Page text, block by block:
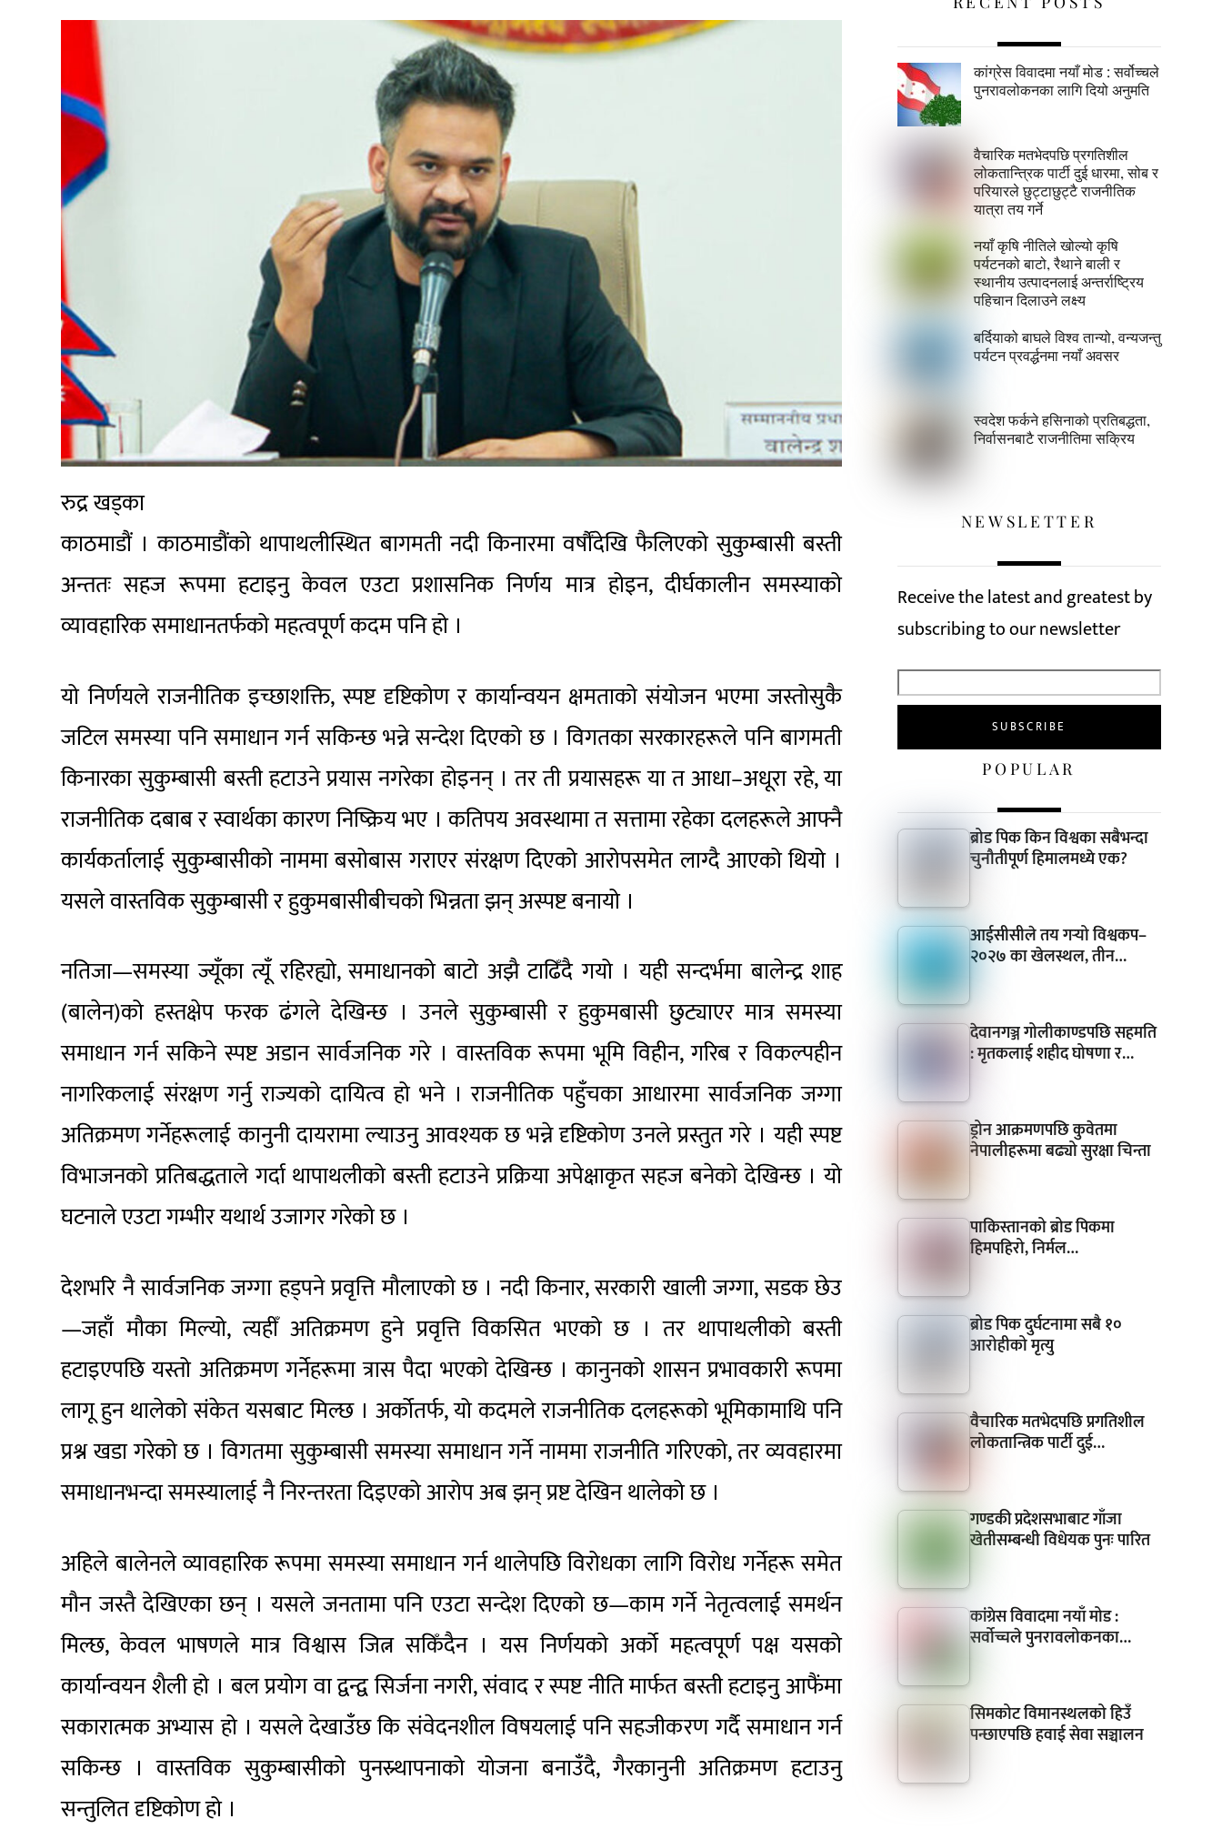
रुद्र खड्का
काठमाडौं । काठमाडौंको थापाथलीस्थित बागमती नदी किनारमा वर्षौंदेखि फैलिएको सुकुम्बासी बस्ती
अन्ततः सहज रूपमा हटाइनु केवल एउटा प्रशासनिक निर्णय मात्र होइन, दीर्घकालीन समस्याको
व्यावहारिक समाधानतर्फको महत्वपूर्ण कदम पनि हो ।
यो निर्णयले राजनीतिक इच्छाशक्ति, स्पष्ट दृष्टिकोण र कार्यान्वयन क्षमताको संयोजन भएमा जस्तोसुकै
जटिल समस्या पनि समाधान गर्न सकिन्छ भन्ने सन्देश दिएको छ । विगतका सरकारहरूले पनि बागमती
किनारका सुकुम्बासी बस्ती हटाउने प्रयास नगरेका होइनन् । तर ती प्रयासहरू या त आधा–अधूरा रहे, या
राजनीतिक दबाब र स्वार्थका कारण निष्क्रिय भए । कतिपय अवस्थामा त सत्तामा रहेका दलहरूले आफ्नै
कार्यकर्तालाई सुकुम्बासीको नाममा बसोबास गराएर संरक्षण दिएको आरोपसमेत लाग्दै आएको थियो ।
यसले वास्तविक सुकुम्बासी र हुकुमबासीबीचको भिन्नता झन् अस्पष्ट बनायो ।
नतिजा—समस्या ज्यूँका त्यूँ रहिरह्यो, समाधानको बाटो अझै टाढिँदै गयो । यही सन्दर्भमा बालेन्द्र शाह
(बालेन)को हस्तक्षेप फरक ढंगले देखिन्छ । उनले सुकुम्बासी र हुकुमबासी छुट्याएर मात्र समस्या
समाधान गर्न सकिने स्पष्ट अडान सार्वजनिक गरे । वास्तविक रूपमा भूमि विहीन, गरिब र विकल्पहीन
नागरिकलाई संरक्षण गर्नु राज्यको दायित्व हो भने । राजनीतिक पहुँचका आधारमा सार्वजनिक जग्गा
अतिक्रमण गर्नेहरूलाई कानुनी दायरामा ल्याउनु आवश्यक छ भन्ने दृष्टिकोण उनले प्रस्तुत गरे । यही स्पष्ट
विभाजनको प्रतिबद्धताले गर्दा थापाथलीको बस्ती हटाउने प्रक्रिया अपेक्षाकृत सहज बनेको देखिन्छ । यो
घटनाले एउटा गम्भीर यथार्थ उजागर गरेको छ ।
देशभरि नै सार्वजनिक जग्गा हड्पने प्रवृत्ति मौलाएको छ । नदी किनार, सरकारी खाली जग्गा, सडक छेउ
—जहाँ मौका मिल्यो, त्यहीँ अतिक्रमण हुने प्रवृत्ति विकसित भएको छ । तर थापाथलीको बस्ती
हटाइएपछि यस्तो अतिक्रमण गर्नेहरूमा त्रास पैदा भएको देखिन्छ । कानुनको शासन प्रभावकारी रूपमा
लागू हुन थालेको संकेत यसबाट मिल्छ । अर्कोतर्फ, यो कदमले राजनीतिक दलहरूको भूमिकामाथि पनि
प्रश्न खडा गरेको छ । विगतमा सुकुम्बासी समस्या समाधान गर्ने नाममा राजनीति गरिएको, तर व्यवहारमा
समाधानभन्दा समस्यालाई नै निरन्तरता दिइएको आरोप अब झन् प्रष्ट देखिन थालेको छ ।
अहिले बालेनले व्यावहारिक रूपमा समस्या समाधान गर्न थालेपछि विरोधका लागि विरोध गर्नेहरू समेत
मौन जस्तै देखिएका छन् । यसले जनतामा पनि एउटा सन्देश दिएको छ—काम गर्ने नेतृत्वलाई समर्थन
मिल्छ, केवल भाषणले मात्र विश्वास जित्न सकिँदैन । यस निर्णयको अर्को महत्वपूर्ण पक्ष यसको
कार्यान्वयन शैली हो । बल प्रयोग वा द्वन्द्व सिर्जना नगरी, संवाद र स्पष्ट नीति मार्फत बस्ती हटाइनु आफैंमा
सकारात्मक अभ्यास हो । यसले देखाउँछ कि संवेदनशील विषयलाई पनि सहजीकरण गर्दै समाधान गर्न
सकिन्छ । वास्तविक सुकुम्बासीको पुनस्र्थापनाको योजना बनाउँदै, गैरकानुनी अतिक्रमण हटाउनु
सन्तुलित दृष्टिकोण हो ।
कांग्रेस विवादमा नयाँ मोड : सर्वोच्चले
पुनरावलोकनका लागि दियो अनुमति
वैचारिक मतभेदपछि प्रगतिशील
लोकतान्त्रिक पार्टी दुई धारमा, सोब र
परियारले छुट्टाछुट्टै राजनीतिक
यात्रा तय गर्ने
नयाँ कृषि नीतिले खोल्यो कृषि
पर्यटनको बाटो, रैथाने बाली र
स्थानीय उत्पादनलाई अन्तर्राष्ट्रिय
पहिचान दिलाउने लक्ष्य
बर्दियाको बाघले विश्व तान्यो, वन्यजन्तु
पर्यटन प्रवर्द्धनमा नयाँ अवसर
स्वदेश फर्कने हसिनाको प्रतिबद्धता,
निर्वासनबाटै राजनीतिमा सक्रिय
NEWSLETTER
Receive the latest and greatest by
subscribing to our newsletter
POPULAR
ब्रोड पिक किन विश्वका सबैभन्दा
चुनौतीपूर्ण हिमालमध्ये एक?
आईसीसीले तय गर्‍यो विश्वकप–
२०२७ का खेलस्थल, तीन…
देवानगञ्ज गोलीकाण्डपछि सहमति
: मृतकलाई शहीद घोषणा र…
ड्रोन आक्रमणपछि कुवेतमा
नेपालीहरूमा बढ्यो सुरक्षा चिन्ता
पाकिस्तानको ब्रोड पिकमा
हिमपहिरो, निर्मल…
ब्रोड पिक दुर्घटनामा सबै १०
आरोहीको मृत्यु
वैचारिक मतभेदपछि प्रगतिशील
लोकतान्त्रिक पार्टी दुई…
गण्डकी प्रदेशसभाबाट गाँजा
खेतीसम्बन्धी विधेयक पुनः पारित
कांग्रेस विवादमा नयाँ मोड :
सर्वोच्चले पुनरावलोकनका…
सिमकोट विमानस्थलको हिउँ
पन्छाएपछि हवाई सेवा सञ्चालन